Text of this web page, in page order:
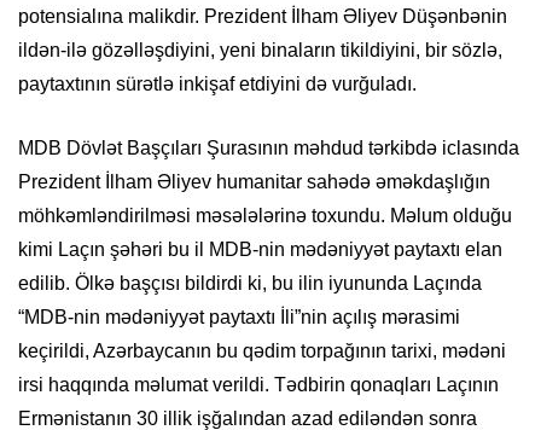
potensialına malikdir. Prezident İlham Əliyev Düşənbənin
ildən-ilə gözəlləşdiyini, yeni binaların tikildiyini, bir sözlə,
paytaxtının sürətlə inkişaf etdiyini də vurğuladı.
MDB Dövlət Başçıları Şurasının məhdud tərkibdə iclasında
Prezident İlham Əliyev humanitar sahədə əməkdaşlığın
möhkəmləndirilməsi məsələlərinə toxundu. Məlum olduğu
kimi Laçın şəhəri bu il MDB-nin mədəniyyət paytaxtı elan
edilib. Ölkə başçısı bildirdi ki, bu ilin iyununda Laçında
“MDB-nin mədəniyyət paytaxtı İli”nin açılış mərasimi
keçirildi, Azərbaycanın bu qədim torpağının tarixi, mədəni
irsi haqqında məlumat verildi. Tədbirin qonaqları Laçının
Ermənistanın 30 illik işğalından azad ediləndən sonra